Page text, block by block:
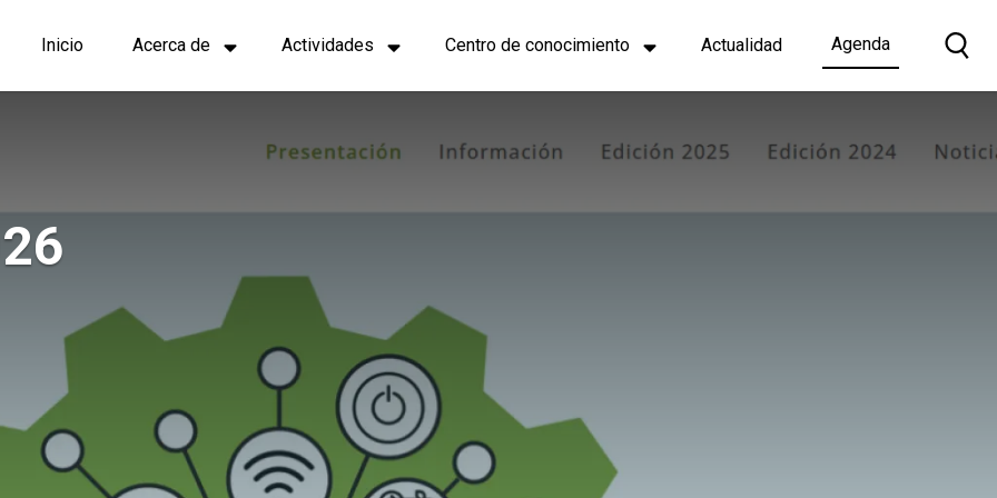
Navegación
Inicio Acerca de Actividades Centro de conocimiento Actualidad Agenda